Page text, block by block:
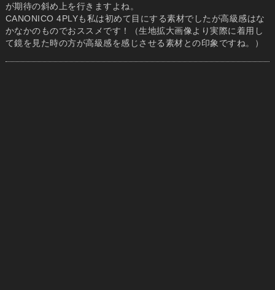
が期待の斜め上を行きますよね。
CANONICO 4PLYも私は初めて目にする素材でしたが高級感はな
かなかのものでおススメです！（生地拡大画像より実際に着用し
て鏡を見た時の方が高級感を感じさせる素材との印象ですね。）